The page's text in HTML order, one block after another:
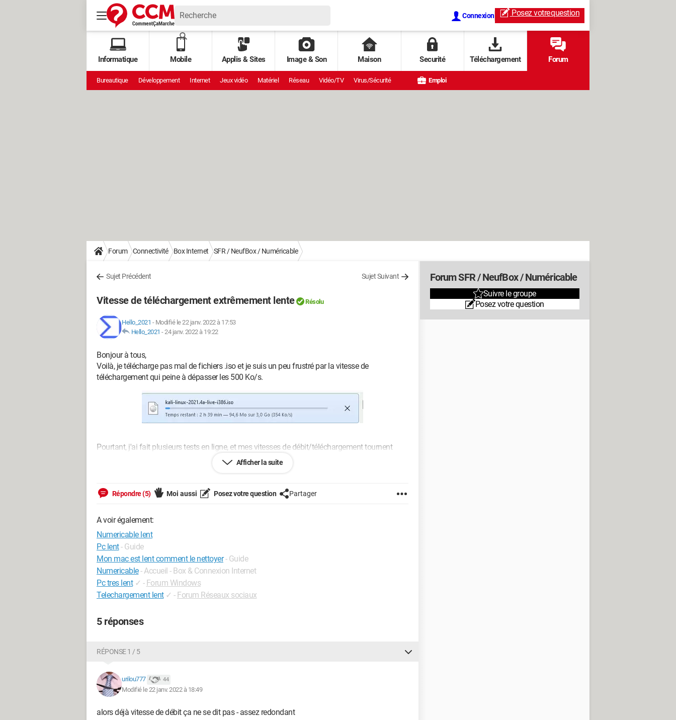
Connexion Posez votrequestion
Informatique Mobile Applis & Sites Image & Son Maison Securité Téléchargement Forum
Bureautique Développement Internet Jeux vidéo Matériel Réseau Vidéo/TV Virus/Sécurité Emploi
Forum Connectivité Box Internet SFR / NeufBox / Numéricable
Sujet Précédent Sujet Suivant
Vitesse de téléchargement extrêmement lente Résolu
Hello_2021 - Modifié le 22 janv. 2022 à 17:53
Hello_2021 -24 janv. 2022 à 19:22
Bonjour à tous,
Voilà, je télécharge pas mal de fichiers .iso et je suis un peu frustré par la vitesse de
téléchargement qui peine à dépasser les 500 Ko/s.
Pourtant, j'ai fait plusieurs tests en ligne, et mes vitesses de débit/téléchargement tournent
J'ai essayé depuis un autre ordinateur et j'ai les mêmes vitesses de téléchargement. En temps
Ethernet, ce n'est guère mieux (moins de 1 Mo/s). Je me demandais si c'était "normal" qu'il y
Afficher la suite
Répondre (5) Moi aussi Posez votre question Partager
A voir également:
Numericable lent
Pc lent- Guide
Mon mac est lent comment le nettoyer - Guide
Numericable- Accueil - Box & Connexion Internet
Pc tres lent ✓ - Forum Windows
Telechargement lent ✓ - Forum Réseaux sociaux
5 réponses
RÉPONSE 1 / 5
urilou777 44
Modifié le 22 janv. 2022 à 18:49
alors déjà vitesse de débit ça ne se dit pas - assez redondant
Forum SFR / NeufBox / Numéricable
Suivre le groupe
Posez votre question